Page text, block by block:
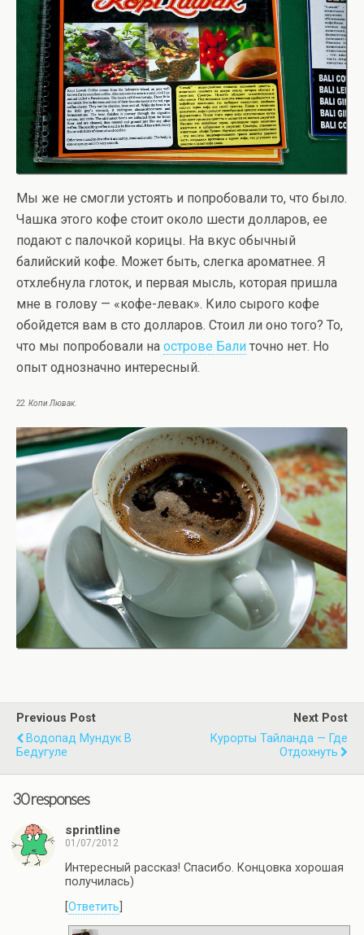
Мы же не смогли устоять и попробовали то, что было.
Чашка этого кофе стоит около шести долларов, ее
подают с палочкой корицы. На вкус обычный
балийский кофе. Может быть, слегка ароматнее. Я
отхлебнула глоток, и первая мысль, которая пришла
мне в голову — «кофе-левак». Кило сырого кофе
обойдется вам в сто долларов. Стоил ли оно того? То,
что мы попробовали на острове Бали точно нет. Но
опыт однозначно интересный.
22. Копи Лювак.
Previous Post
Водопад Мундук В
Бедугуле
Next Post
Курорты Тайланда — Где
Отдохнуть
30 responses
sprintline
01/07/2012
Интересный рассказ! Спасибо. Концовка хорошая
получилась)
Ответить